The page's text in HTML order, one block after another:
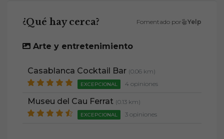
¿Qué hay cerca? Fomentado por Yelp
Arte y entretenimiento
Casablanca Cocktail Bar (0.06 km)
EXCEPCIONAL 4 opiniones
Museu del Cau Ferrat (0.13 km)
EXCEPCIONAL 3 opiniones